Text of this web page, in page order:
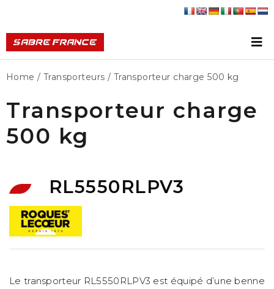
Home / Transporteurs / Transporteur charge 500 kg
Transporteur charge
500 kg
RL5550RLPV3
Le transporteur RL5550RLPV3 est équipé d’une benne